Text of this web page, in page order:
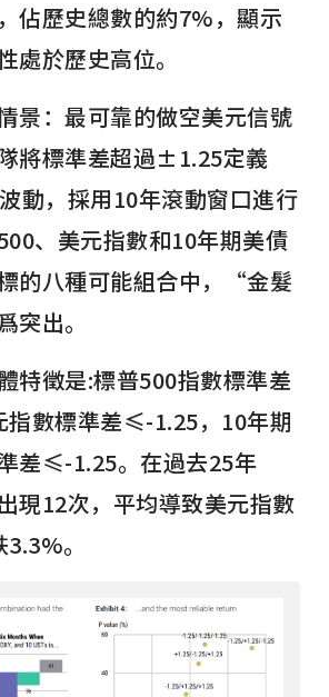
佔歷史總數的約7%，顯示
處於歷史高位。
景：最可靠的做空美元信號
將標準差超過±1.25定義
動，採用10年滾動窗口進行
、美元指數和10年期美債
的八種可能組合中，“金髮
出。
特徵是:標普500指數標準差
數標準差≤-1.25，10年期
差≤-1.25。在過去25年
現12次，平均導致美元指數
。